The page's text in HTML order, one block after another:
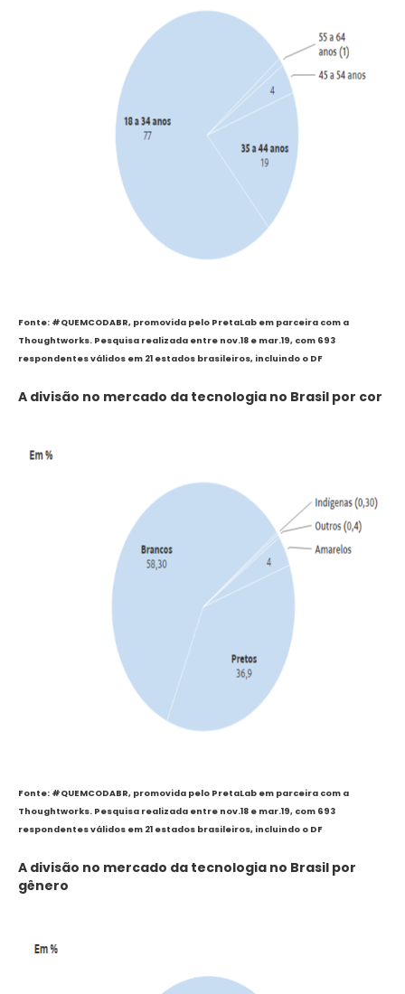
Fonte: #QUEMCODABR, promovida pelo PretaLab em parceira com a
Thoughtworks. Pesquisa realizada entre nov.18 e mar.19, com 693
respondentes válidos em 21 estados brasileiros, incluindo o DF
A divisão no mercado da tecnologia no Brasil por cor
Fonte: #QUEMCODABR, promovida pelo PretaLab em parceira com a
Thoughtworks. Pesquisa realizada entre nov.18 e mar.19, com 693
respondentes válidos em 21 estados brasileiros, incluindo o DF
A divisão no mercado da tecnologia no Brasil por
gênero